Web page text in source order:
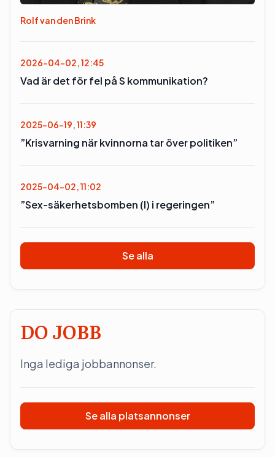
Rolf van den Brink
2026-04-02, 12:45
Vad är det för fel på S kommunikation?
2025-06-19, 11:39
”Krisvarning när kvinnorna tar över politiken”
2025-04-02, 11:02
”Sex-säkerhetsbomben (l) i regeringen”
Se alla
DO JOBB
Inga lediga jobbannonser.
Se alla platsannonser